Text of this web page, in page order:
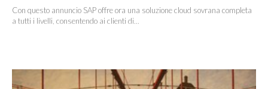
Con questo annuncio SAP offre ora una soluzione cloud sovrana completa
a tutti i livelli, consentendo ai clienti di...